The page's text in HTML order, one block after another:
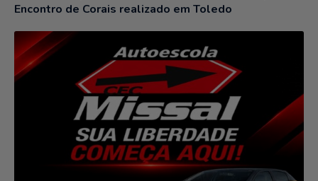
Encontro de Corais realizado em Toledo